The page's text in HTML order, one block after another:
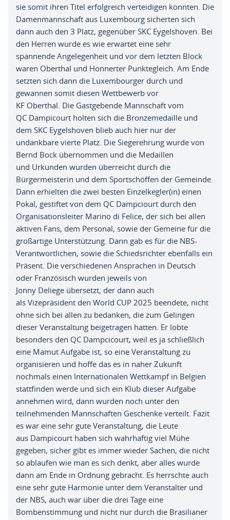
sie somit ihren Titel erfolgreich verteidigen konnten. Die
Damenmannschaft aus Luxembourg sicherten sich
dann auch den 3 Platz, gegenüber SKC Eygelshoven. Bei
den Herren wurde es wie erwartet eine sehr
spannende Angelegenheit und vor dem letzten Block
waren Oberthal und Honnerter Punktegleich. Am Ende
setzten sich dann die Luxembourger durch und
gewannen somit diesen Wettbewerb vor
KF Oberthal. Die Gastgebende Mannschaft vom
QC Dampicourt holten sich die Bronzemedaille und
dem SKC Eygelshoven blieb auch hier nur der
undankbare vierte Platz. Die Siegerehrung wurde von
Bernd Bock übernommen und die Medaillen
und Urkunden wurden überreicht durch die
Bürgermeisterin und dem Sportschöffen der Gemeinde.
Dann erhielten die zwei besten Einzelkegler(in) einen
Pokal, gestiftet von dem QC Dampciourt durch den
Organisationsleiter Marino di Felice, der sich bei allen
aktiven Fans, dem Personal, sowie der Gemeine für die
großartige Unterstützung. Dann gab es für die NBS-
Verantwortlichen, sowie die Schiedsrichter ebenfalls ein
Präsent. Die verschiedenen Ansprachen in Deutsch
oder Französisch wurden jeweils von
Jonny Deliege übersetzt, der dann auch
als Vizepräsident den World CUP 2025 beendete, nicht
ohne sich bei allen zu bedanken, die zum Gelingen
dieser Veranstaltung beigetragen hatten. Er lobte
besonders den QC Dampcicourt, weil es ja schließlich
eine Mamut Aufgabe ist, so eine Veranstaltung zu
organisieren und hoffe das es in naher Zukunft
nochmals einen Internationalen Wettkampf in Belgien
stattfinden werde und sich ein Klub dieser Aufgabe
annehmen wird, dann wurden noch unter den
teilnehmenden Mannschaften Geschenke verteilt. Fazit
es war eine sehr gute Veranstaltung, die Leute
aus Dampicourt haben sich wahrhaftig viel Mühe
gegeben, sicher gibt es immer wieder Sachen, die nicht
so ablaufen wie man es sich denkt, aber alles wurde
dann am Ende in Ordnung gebracht. Es herrschte auch
eine sehr gute Harmonie unter dem Veranstalter und
der NBS, auch war über die drei Tage eine
Bombenstimmung und nicht nur durch die Brasilianer